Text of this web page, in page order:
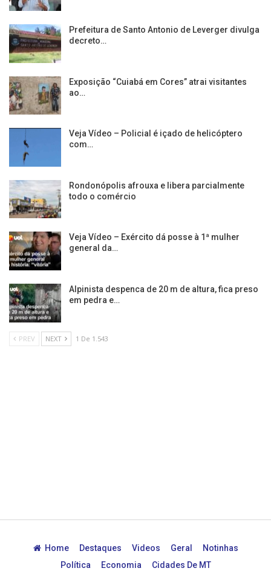
Prefeitura de Santo Antonio de Leverger divulga
decreto…
Exposição “Cuiabá em Cores” atrai visitantes
ao…
Veja Vídeo – Policial é içado de helicóptero
com…
Rondonópolis afrouxa e libera parcialmente
todo o comércio
Veja Vídeo – Exército dá posse à 1ª mulher
general da…
Alpinista despenca de 20 m de altura, fica preso
em pedra e…
PREV NEXT 1 De 1.543
Home Destaques Videos Geral
Notinhas
Política
Economia Cidades De MT